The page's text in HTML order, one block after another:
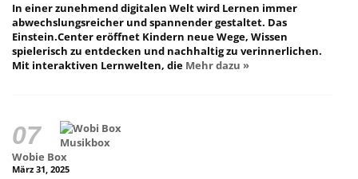
In einer zunehmend digitalen Welt wird Lernen immer
abwechslungsreicher und spannender gestaltet. Das
Einstein.Center eröffnet Kindern neue Wege, Wissen
spielerisch zu entdecken und nachhaltig zu verinnerlichen.
Mit interaktiven Lernwelten, die Mehr dazu »
Wobie Box
März 31, 2025